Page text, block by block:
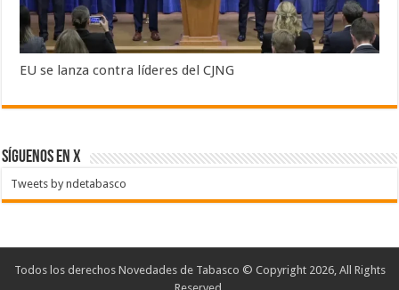
EU se lanza contra líderes del CJNG
SÍGUENOS EN X
Tweets by ndetabasco
Todos los derechos Novedades de Tabasco © Copyright 2026, All Rights